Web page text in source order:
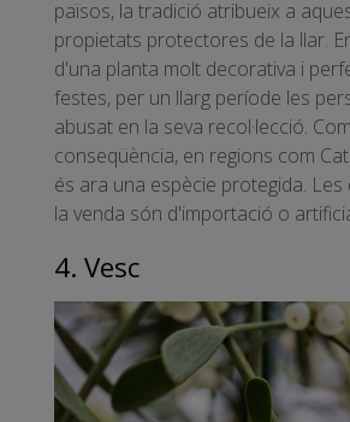
països, la tradició atribueix a
propietats protectores de la llar.
d'una planta molt decorativa i
festes, per un llarg període les
abusat en la seva recol·lecció.
conseqüència, en regions com
és ara una espècie protegida.
la venda són d'importació o
4. Vesc